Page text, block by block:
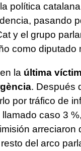
política
pasando
y el grupo
como diputado
la última
. Después
por tráfico de
caso 3
arreciaron
del arco